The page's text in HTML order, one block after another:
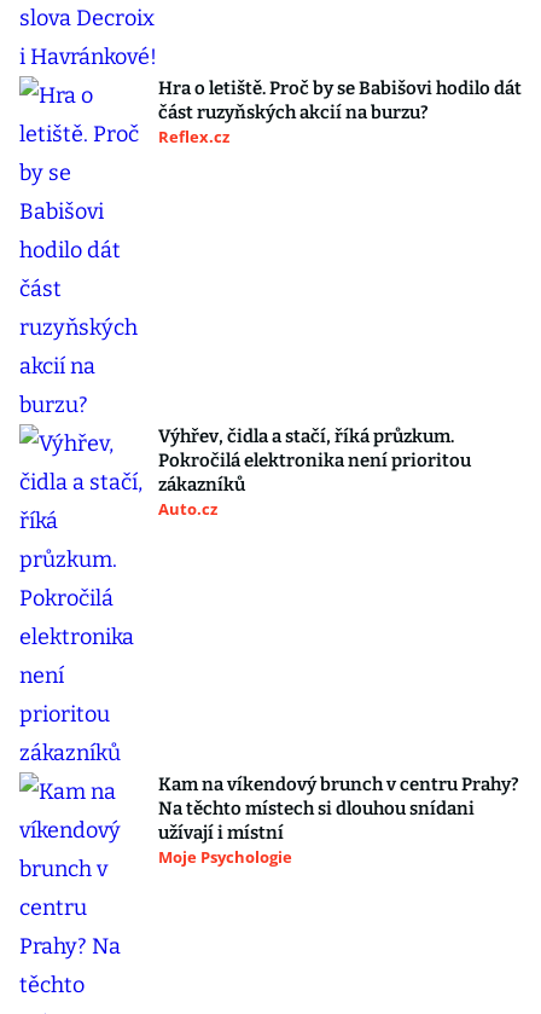
Hra o letiště. Proč by se Babišovi hodilo dát
část ruzyňských akcií na burzu?
Reflex.cz
Výhřev, čidla a stačí, říká průzkum.
Pokročilá elektronika není prioritou
zákazníků
Auto.cz
Kam na víkendový brunch v centru Prahy?
Na těchto místech si dlouhou snídani
užívají i místní
Moje Psychologie